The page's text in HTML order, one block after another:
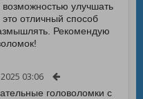
возможностью улучшать
отличный способ
Рекомендую
03:06
головоломки с